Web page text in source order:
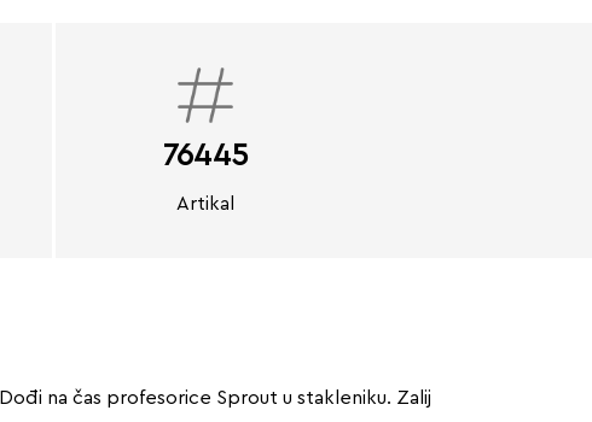
76445
Artikal
na čas profesorice Sprout u stakleniku. Zalij